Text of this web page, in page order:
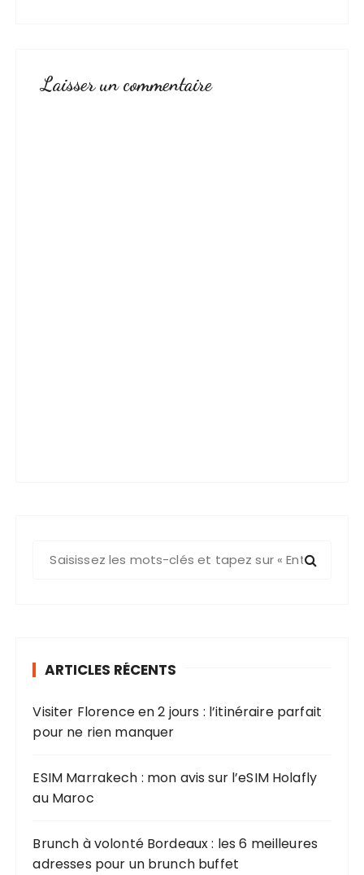
Laisser un commentaire
e
p
u
r
:
ARTICLES RÉCENTS
Visiter Florence en 2 jours : l’itinéraire parfait
pour ne rien manquer
ESIM Marrakech : mon avis sur l’eSIM Holafly
au Maroc
Brunch à volonté Bordeaux : les 6 meilleures
adresses pour un brunch buffet